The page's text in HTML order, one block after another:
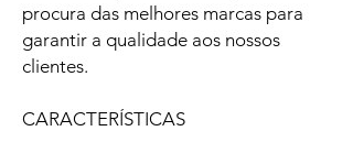
procura das melhores marcas para
garantir a qualidade aos nossos
clientes.
CARACTERÍSTICAS